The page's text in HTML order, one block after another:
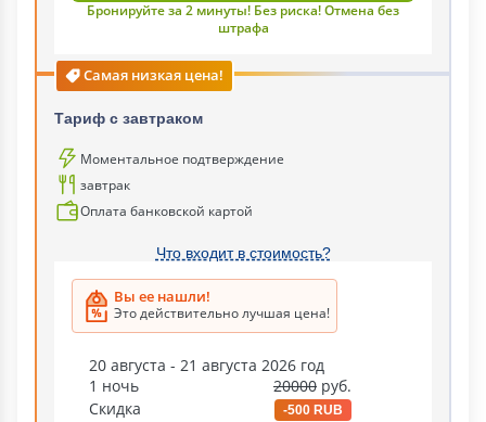
Бронируйте за 2 минуты! Без риска! Отмена без
штрафа
Самая низкая цена!
Тариф c завтраком
Моментальное подтверждение
завтрак
Оплата банковской картой
Что входит в стоимость?
Вы ее нашли!
Это действительно лучшая цена!
20 августа - 21 августа 2026 год
1 ночь
20000 руб.
Скидка
-500 RUB